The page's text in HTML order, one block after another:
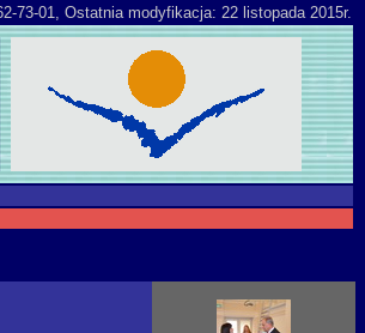
73-01, Ostatnia modyfikacja: 22 listopada 2015r.